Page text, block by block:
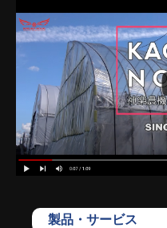
製品・サービス